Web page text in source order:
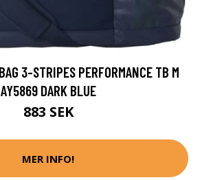
3-STRIPES PERFORMANCE TB M
AY5869 DARK BLUE
883 SEK
MER INFO!